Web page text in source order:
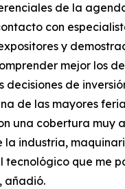
de la
con
y
mejor los
decisiones de
de las mayores
una cobertura muy
la industria,
tecnológico que me
añadió.